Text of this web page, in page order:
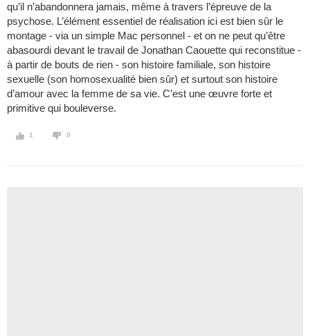
qu’il n’abandonnera jamais, même à travers l’épreuve de la
psychose. L’élément essentiel de réalisation ici est bien sûr le
montage - via un simple Mac personnel - et on ne peut qu’être
abasourdi devant le travail de Jonathan Caouette qui reconstitue -
à partir de bouts de rien - son histoire familiale, son histoire
sexuelle (son homosexualité bien sûr) et surtout son histoire
d’amour avec la femme de sa vie. C’est une œuvre forte et
primitive qui bouleverse.
1 0